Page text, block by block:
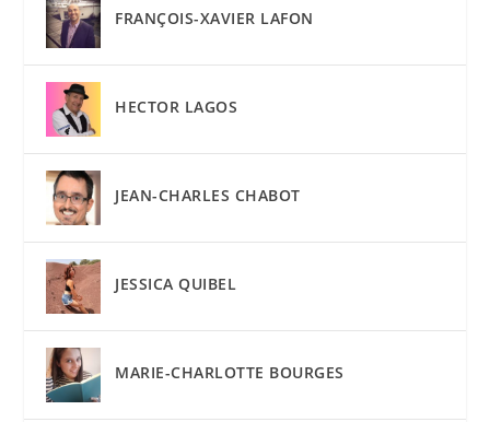
FRANÇOIS-XAVIER LAFON
HECTOR LAGOS
JEAN-CHARLES CHABOT
JESSICA QUIBEL
MARIE-CHARLOTTE BOURGES